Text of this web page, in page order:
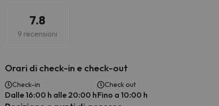
7.8
9 recensioni
Orari di check-in e check-out
Check-in
Dalle 16:00 h alle 20:00 h
Check out
Fino a 10:00 h